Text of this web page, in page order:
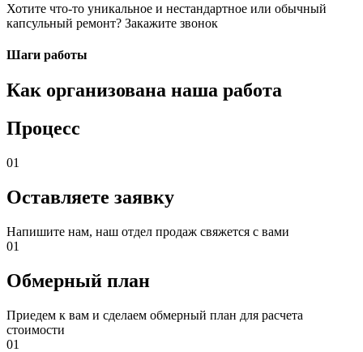
Хотите что-то уникальное и нестандартное или обычный
капсульный ремонт? Закажите звонок
Шаги работы
Как организована наша работа
Процесс
01
Оставляете заявку
Напишите нам, наш отдел продаж свяжется с вами
01
Обмерный план
Приедем к вам и сделаем обмерный план для расчета
стоимости
01